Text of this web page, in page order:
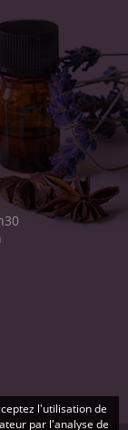
l'utilisation de
par l'analyse de